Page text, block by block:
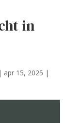
in
| apr 15, 2025 |